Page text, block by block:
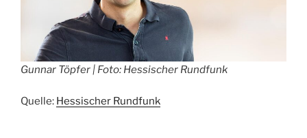
Gunnar Töpfer | Foto: Hessischer Rundfunk
Quelle: Hessischer Rundfunk